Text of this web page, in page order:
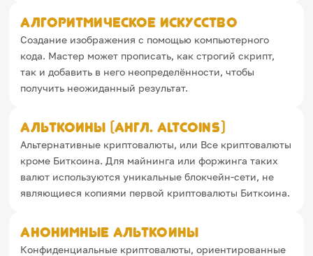
Алгоритмическое искусство
Создание изображения с помощью компьютерного
кода. Мастер может прописать, как строгий скрипт,
так и добавить в него неопределённости, чтобы
получить неожиданный результат.
Альткоины (англ. Altcoins)
Альтернативные криптовалюты, или Все криптовалюты
кроме Биткоина. Для майнинга или форжинга таких
валют используются уникальные блокчейн-сети, не
являющиеся копиями первой криптовалюты Биткоина.
Анонимные альткоины
Конфиденциальные криптовалюты, ориентированные